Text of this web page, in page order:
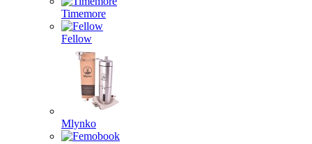
Timemore
Fellow
Mlynko